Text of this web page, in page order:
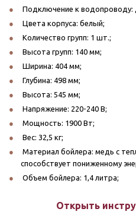
Подключение к водопроводу:
Цвета корпуса: белый;
Количество групп: 1 шт.;
Высота групп: 140 мм;
Ширина: 404 мм;
Глубина: 498 мм;
Высота: 545 мм;
Напряжение: 220-240 В;
Мощность: 1900 Вт;
Вес: 32,5 кг;
Материал бойлера: медь с
способствует пониженному
Объем бойлера: 1,4 литра;
Открыть